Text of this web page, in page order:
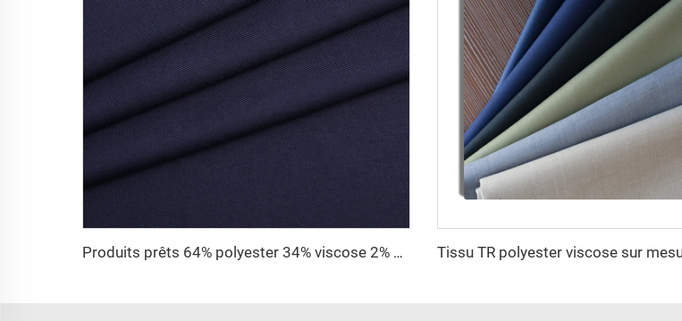
Produits prêts 64% polyester 34% viscose 2% élasthanne Tissu TR